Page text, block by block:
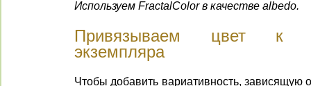
Используем FractalColorв качестве albedo.
Привязываем цвет к
экземпляра
Чтобы добавить вариативность, зависящую